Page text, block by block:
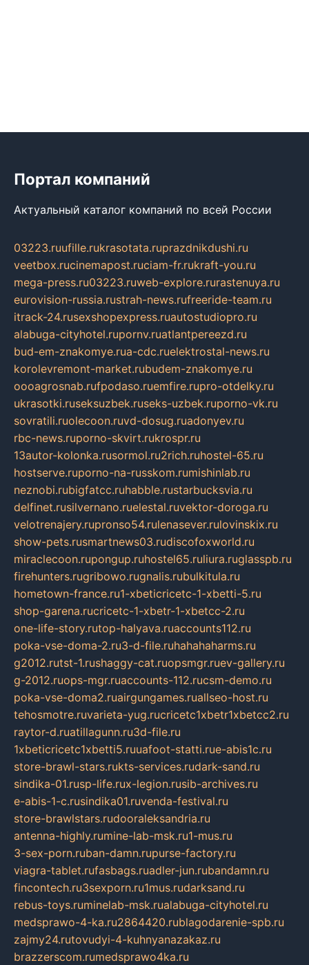
Портал компаний
Актуальный каталог компаний по всей России
03223.ruufille.rukrasotata.ruprazdnikdushi.ru
veetbox.rucinemapost.ruciam-fr.rukraft-you.ru
mega-press.ru03223.ruweb-explore.rurastenuya.ru
eurovision-russia.rustrah-news.rufreeride-team.ru
itrack-24.rusexshopexpress.ruautostudiopro.ru
alabuga-cityhotel.rupornv.ruatlantpereezd.ru
bud-em-znakomye.rua-cdc.ruelektrostal-news.ru
korolevremont-market.rubudem-znakomye.ru
oooagrosnab.rufpodaso.ruemfire.rupro-otdelky.ru
ukrasotki.ruseksuzbek.ruseks-uzbek.ruporno-vk.ru
sovratili.ruolecoon.ruvd-dosug.ruadonyev.ru
rbc-news.ruporno-skvirt.rukrospr.ru
13autor-kolonka.rusormol.ru2rich.ruhostel-65.ru
hostserve.ruporno-na-russkom.rumishinlab.ru
neznobi.rubigfatcc.ruhabble.rustarbucksvia.ru
delfinet.rusilvernano.ruelestal.ruvektor-doroga.ru
velotrenajery.rupronso54.rulenasever.rulovinskix.ru
show-pets.rusmartnews03.rudiscofoxworld.ru
miraclecoon.rupongup.ruhostel65.ruliura.ruglasspb.ru
firehunters.rugribowo.rugnalis.rubulkitula.ru
hometown-france.ru1-xbeticricetc-1-xbetti-5.ru
shop-garena.rucricetc-1-xbetr-1-xbetcc-2.ru
one-life-story.rutop-halyava.ruaccounts112.ru
poka-vse-doma-2.ru3-d-file.ruhahahaharms.ru
g2012.rutst-1.rushaggy-cat.ruopsmgr.ruev-gallery.ru
g-2012.ruops-mgr.ruaccounts-112.rucsm-demo.ru
poka-vse-doma2.ruairgungames.ruallseo-host.ru
tehosmotre.ruvarieta-yug.rucricetc1xbetr1xbetcc2.ru
raytor-d.ruatillagunn.ru3d-file.ru
1xbeticricetc1xbetti5.ruuafoot-statti.rue-abis1c.ru
store-brawl-stars.rukts-services.rudark-sand.ru
sindika-01.rusp-life.rux-legion.rusib-archives.ru
e-abis-1-c.rusindika01.ruvenda-festival.ru
store-brawlstars.rudooraleksandria.ru
antenna-highly.rumine-lab-msk.ru1-mus.ru
3-sex-porn.ruban-damn.rupurse-factory.ru
viagra-tablet.rufasbags.ruadler-jun.rubandamn.ru
fincontech.ru3sexporn.ru1mus.rudarksand.ru
rebus-toys.ruminelab-msk.rualabuga-cityhotel.ru
medsprawo-4-ka.ru2864420.rublagodarenie-spb.ru
zajmy24.rutovudyi-4-kuhnyanazakaz.ru
brazzerscom.rumedsprawo4ka.ru